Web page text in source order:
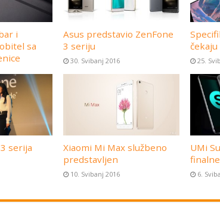
i
sa
Asus predstavio ZenFone
3 seriju
30. Svibanj 2016 25.
serija
Xiaomi Mi Max službeno
predstavljen
10. Svibanj 2016
UMi
6.